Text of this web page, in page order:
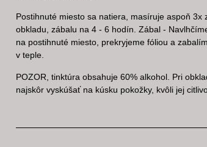
Postihnuté miesto sa natiera, masíruje aspoň 3x
obkladu, zábalu na 4 - 6 hodín. Zábal -
na postihnuté miesto, prekryjeme fóliou a
v teple.
POZOR, tinktúra obsahuje 60% alkohol. Pri
najskôr vyskúšať na kúsku pokožky, kvôli jej